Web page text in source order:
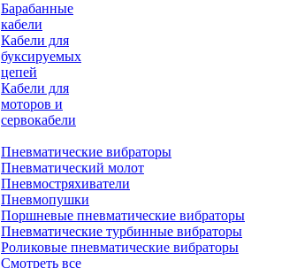
Барабанные
кабели
Кабели для
буксируемых
цепей
Кабели для
моторов и
сервокабели
Пневматические вибраторы
Пневматический молот
Пневмостряхиватели
Пневмопушки
Поршневые пневматические вибраторы
Пневматические турбинные вибраторы
Роликовые пневматические вибраторы
Смотреть все